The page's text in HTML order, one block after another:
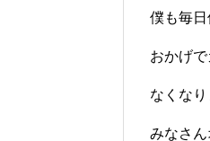
僕も毎日
おかげ
なくなり
みなさん